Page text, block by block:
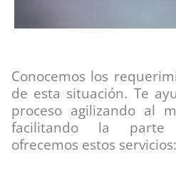
Conocemos los
de esta situación. Te
proceso agilizando al
facilitando la parte
ofrecemos estos servicios: